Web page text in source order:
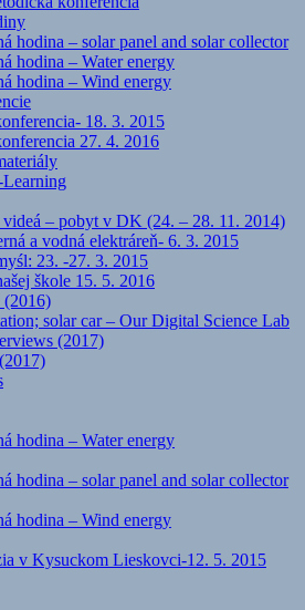
hodina – solar panel and solar collector
hodina – Water energy
hodina – Wind energy
18. 3. 2015
27. 4. 2016
Learning
videá – pobyt v DK (24. – 28. 11. 2014)
a vodná elektráreň- 6. 3. 2015
23. -27. 3. 2015
škole 15. 5. 2016
(2016)
solar car – Our Digital Science Lab
(2017)
hodina – Water energy
hodina – solar panel and solar collector
hodina – Wind energy
v Kysuckom Lieskovci-12. 5. 2015